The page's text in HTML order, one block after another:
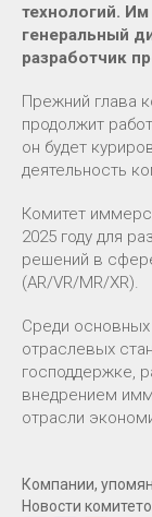
технологий.
генеральный
разработчик
Прежний глава
продолжит
он будет
деятельность
Комитет
2025 году для
решений в
(AR/VR/MR/XR).
Среди основных
отраслевых
господдержке,
внедрением
отрасли
Компании,
Новости